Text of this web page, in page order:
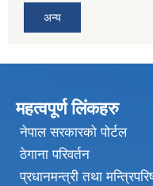
अन्य
महत्वपूर्ण लिंकहरु
नेपाल सरकारको पोर्टल
ठेगाना परिवर्तन
प्रधानमन्त्री तथा